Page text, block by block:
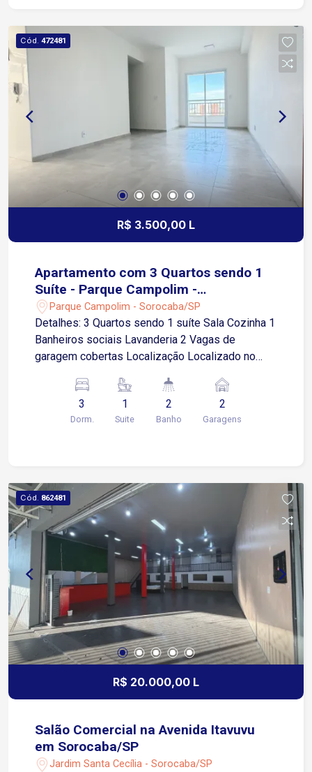
Cód. 472481
R$ 3.500,00 L
Apartamento com 3 Quartos sendo 1
Suíte - Parque Campolim -
Sorocaba/SP
Parque Campolim - Sorocaba/SP
Detalhes: 3 Quartos sendo 1 suíte Sala Cozinha 1
Banheiros sociais Lavanderia 2 Vagas de
garagem cobertas Localização Localizado no
valorizadas de Sorocaba Aproximadamente 5
minutos da Avenida 31 de Março Cerca de 3
minutos da Avenida Antônio Carlos Comitre Em
supermercados, farmácias, restaurantes e ampla
rede de serviços Região nobre, com
infraestrutura completa e fácil acesso às
principais vias da cidade. Condomínio Oferece
Área gourmet Piscina Academia Brinquedoteca
Playground Quadra de areia Quadra poliesportiva
Salão de festas Salão de jogos Estrutura
completa de lazer e segurança para toda a
família.
3
Dorm.
1
Suite
2
Banho
2
Garagens
Cód. 862481
R$ 20.000,00 L
Salão Comercial na Avenida Itavuvu
em Sorocaba/SP
Jardim Santa Cecília - Sorocaba/SP